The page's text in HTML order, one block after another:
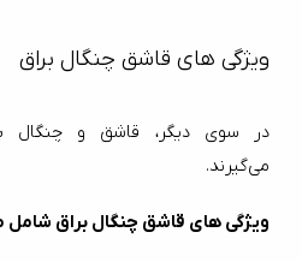
ویژگی ‌های قاشق چنگال براق
می‌گیرند.
ویژگی ‌های قاشق چنگال براق شامل موارد زیر است: